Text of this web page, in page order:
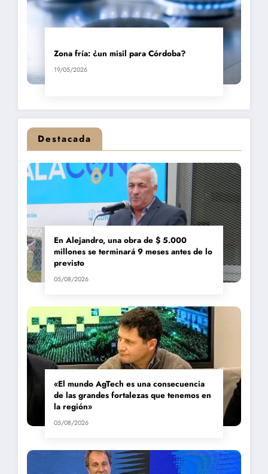
Zona fría: ¿un misil para Córdoba?
19/05/2026
Destacada
En Alejandro, una obra de $ 5.000
millones se terminará 9 meses antes de lo
previsto
05/08/2026
«El mundo AgTech es una consecuencia
de las grandes fortalezas que tenemos en
la región»
05/08/2026